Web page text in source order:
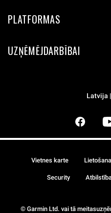
PLATFORMAS
UZŅĒMĒJDARBĪBAI
Latvija
© Garmin Ltd. vai tā
Vietnes karte
Security